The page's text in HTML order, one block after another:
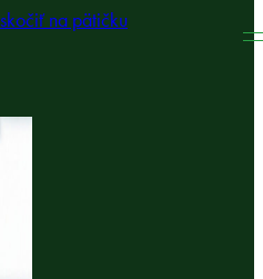
na pätičku